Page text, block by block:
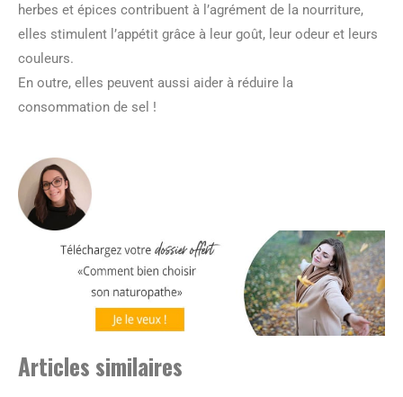
herbes et épices contribuent à l’agrément de la nourriture,
elles stimulent l’appétit grâce à leur goût, leur odeur et leurs
couleurs.
En outre, elles peuvent aussi aider à réduire la
consommation de sel !
Articles similaires